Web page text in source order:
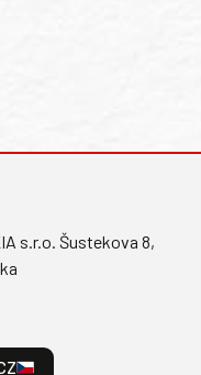
s.r.o. Šustekova 8,